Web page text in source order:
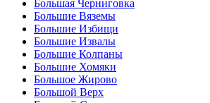
Большая Черниговка
Большие Вяземы
Большие Избищи
Большие Извалы
Большие Колпаны
Большие Хомяки
Большое Жирово
Большой Верх